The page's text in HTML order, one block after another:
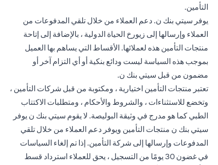
التأمين.
يوفر سيتي بنك ن. دعم العملاء من خلال تلقي المدفوعات من
العملاء وإرسالها إلى زيورخ الحياة الدولية ، بالإضافة إلى إتاحة
منتجات التأمين هذه لعملائها. الأقساط التي يساهم بها العميل
بموجب هذه السياسة ليست ودائع بنكية أو أي التزام آخر أو
مضمون من قبل سيتي بنك ن.
تعتبر منتجات التأمين اختيارية ، ومكتوبة من قبل شركات التأمين ،
وتخضع للاستثناءات ، والشروط والأحكام ، ومتطلبات الاكتتاب
الطبي كما هو مدرج في وثيقة البوليصة. لا يقوم سيتي بنك ن يوفر
سيتي بنك ن منتجات التأمين ويوفر دعم العملاء من خلال تلقي
المدفوعات وإرسالها إلى شركة التأمين. إذا تم إلغاء السياسات
في غضون 30 يومًا من التسجيل ، يحق للعملاء استرداد قسط